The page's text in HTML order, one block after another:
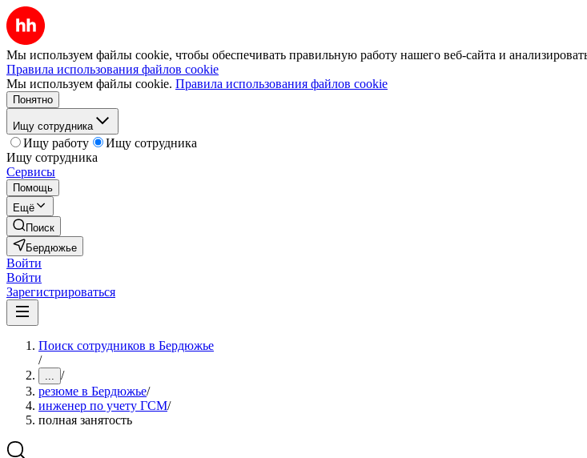
Мы используем файлы cookie, чтобы обеспечивать правильную работу нашего веб-сайта и
Правила использования файлов cookie
Мы используем файлы cookie. Правила использования файлов cookie
Понятно
Ищу сотрудника
Ищу работу
Ищу сотрудника
Ищу сотрудника
Сервисы
Помощь
Ещё
Поиск
Бердюжье
Войти
Войти
Зарегистрироваться
Поиск сотрудников в Бердюжье
/
... /
резюме в Бердюжье/
инженер по учету ГСМ/
полная занятость